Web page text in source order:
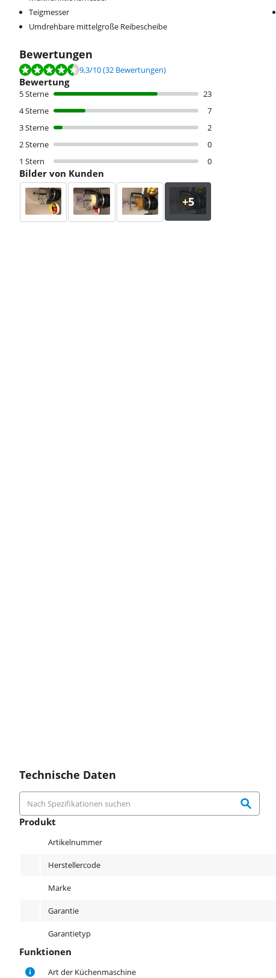
Teigmesser
Umdrehbare mittelgroße Reibescheibe
Bewertungen
Bewertet mit 9,3 von 10, basierend auf 32 Bewertungen.
9,3/10(32 Bewertungen)
Bewertung
5 Sterne
23
4 Sterne
7
3 Sterne
2
2 Sterne
0
1 Stern
0
Bilder von Kunden
Technische Daten
Produkt
Artikelnummer
Herstellercode
Marke
Garantie
Garantietyp
Funktionen
Funktionen
Art der Küchenmaschine